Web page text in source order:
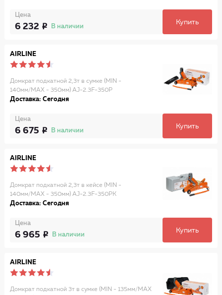
Цена
6 232 В наличии
Купить
AIRLINE
Домкрат подкатной 2,3т в сумке (MIN -
140мм/MAX - 350мм) AJ-2.3F-350P
Доставка: Сегодня
Цена
6 675 В наличии
Купить
AIRLINE
Домкрат подкатной 2,3т в кейсе (MIN -
140мм/MAX - 350мм) AJ-2.3F-350PK
Доставка: Сегодня
Цена
6 965 В наличии
Купить
AIRLINE
Домкрат подкатной 3т в сумке (MIN - 135мм/MAX